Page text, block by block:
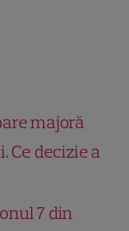
majoră
Ce decizie a
7 din